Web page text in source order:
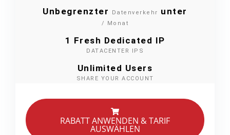
Unbegrenzter Datenverkehr unter
/ Monat
1 Fresh Dedicated IP
DATACENTER IPS
Unlimited Users
SHARE YOUR ACCOUNT
RABATT ANWENDEN & TARIF
AUSWÄHLEN